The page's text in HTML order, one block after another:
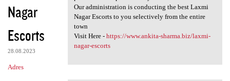
Nagar
Escorts
28.08.2023
Adres
Our administration is conducting the best Laxmi
Nagar Escorts to you selectively from the entire
town
Visit Here - https://www.ankita-sharma.biz/laxmi-
nagar-escorts